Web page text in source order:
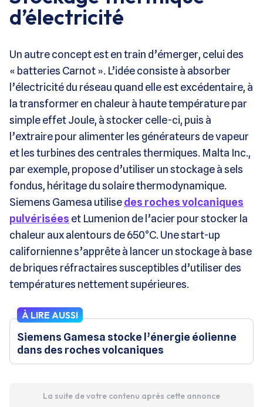
d’électricité
Un autre concept est en train d’émerger, celui des
« batteries Carnot ». L’idée consiste à absorber
l’électricité du réseau quand elle est excédentaire, à
la transformer en chaleur à haute température par
simple effet Joule, à stocker celle-ci, puis à
l’extraire pour alimenter les générateurs de vapeur
et les turbines des centrales thermiques. Malta Inc.,
par exemple, propose d’utiliser un stockage à sels
fondus, héritage du solaire thermodynamique.
Siemens Gamesa utilisedes roches volcaniques
pulvérisées et Lumenion de l’acier pour stocker la
chaleur aux alentours de 650°C. Une start-up
californienne s’apprête à lancer un stockage à base
de briques réfractaires susceptibles d’utiliser des
températures nettement supérieures.
À LIRE AUSSI
Siemens Gamesa stocke l’énergie éolienne
dans des roches volcaniques
La suite de votre contenu après cette annonce